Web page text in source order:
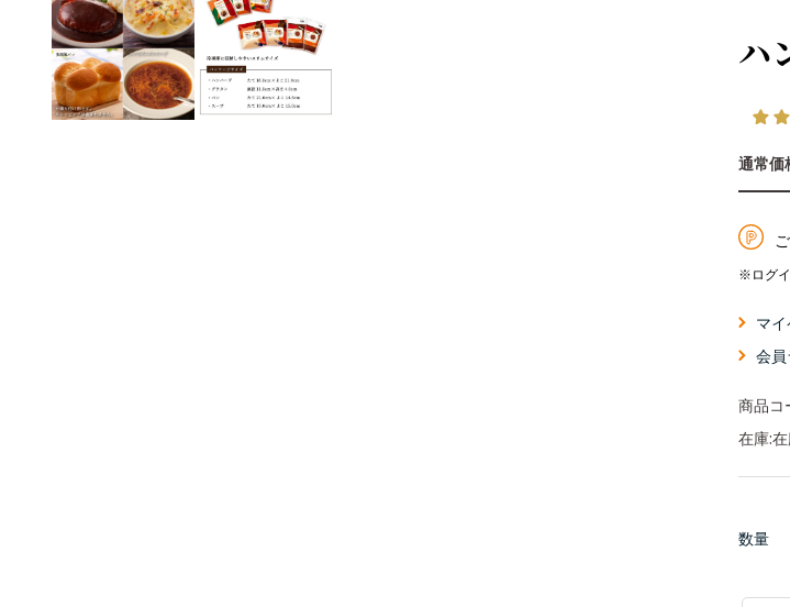
ハ
商品コ
在庫:
数量
※ログイ
マ
会